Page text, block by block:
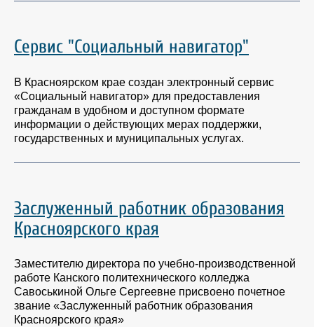
Сервис "Социальный навигатор"
В Красноярском крае создан электронный сервис
«Социальный навигатор» для предоставления
гражданам в удобном и доступном формате
информации о действующих мерах поддержки,
государственных и муниципальных услугах.
Заслуженный работник образования
Красноярского края
Заместителю директора по учебно-производственной
работе Канского политехнического колледжа
Савоськиной Ольге Сергеевне присвоено почетное
звание «Заслуженный работник образования
Красноярского края»